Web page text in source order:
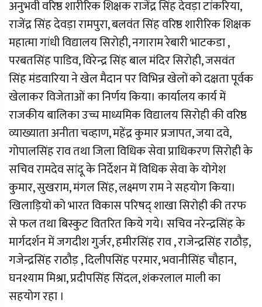
अनुभवी वरिष्ठ शारीरिक शिक्षक राजेंद्र सिंह देवड़ा टांकरिया,
राजेंद्र सिंह देवड़ा रामपुरा, बलवंत सिंह वरिष्ठ शारीरिक शिक्षक
महात्मा गांधी विद्यालय सिरोही, नगाराम रेबारी भाटकडा ,
परबतसिंह पाडिव, विरेन्द्र सिंह बाल मंदिर सिरोही, जसवंत
सिंह मंडवारिया ने खेल मैदान पर विभिन्न खेलों को दक्षता पूर्वक
खेलाकर विजेताओं का निर्णय किया। कार्यालय कार्य में
राजकीय बालिका उच्च माध्यमिक विद्यालय सिरोही की वरिष्ठ
व्याख्याता अनीता चव्हाण, महेंद्र कुमार प्रजापत, जया दवे,
गोपालसिंह राव तथा जिला विधिक सेवा प्राधिकरण सिरोही के
सचिव रामदेव सांदू के निर्देशन में विधिक सेवा के योगेश
कुमार, सुखराम, मंगल सिंह, लक्ष्मण राम ने सहयोग किया।
खिलाड़ियों को भारत विकास परिषद् शाखा सिरोही की तरफ
से फल तथा बिस्कुट वितरित किये गये। सचिव नरेन्द्रसिंह के
मार्गदर्शन में जगदीश गुर्जर, हमीरसिंह राव , राजेन्द्रसिंह राठौड़,
गजेन्द्रसिंह राठौड़ , दिलीपसिंह परमार, भवानीसिंह चौहान,
घनश्याम मिश्रा, प्रदीपसिंह सिंदल, शंकरलाल माली का
सहयोग रहा ।